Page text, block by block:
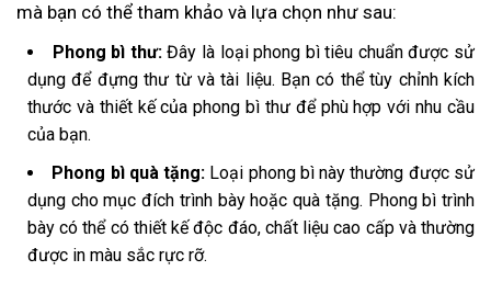
mà bạn có thể tham khảo và lựa chọn như sau:
Phong bì thư:Đây là loại phong bì tiêu chuẩn được sử
dụng để đựng thư từ và tài liệu. Bạn có thể tùy chỉnh kích
thước và thiết kế của phong bì thư để phù hợp với nhu cầu
của bạn.
Phong bì quà tặng: Loại phong bì này thường được sử
dụng cho mục đích trình bày hoặc quà tặng. Phong bì trình
bày có thể có thiết kế độc đáo, chất liệu cao cấp và thường
được in màu sắc rực rỡ.